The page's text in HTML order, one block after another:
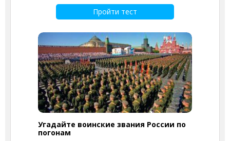
Пройти тест
Угадайте воинские звания России по
погонам